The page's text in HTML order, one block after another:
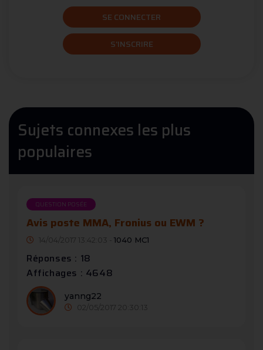
SE CONNECTER
S'INSCRIRE
Sujets connexes les plus
populaires
QUESTION POSÉE
Avis poste MMA, Fronius ou EWM ?
14/04/2017 13:42:03 - 1040 MC1
Réponses : 18
Affichages : 4648
yanng22
02/05/2017 20:30:13